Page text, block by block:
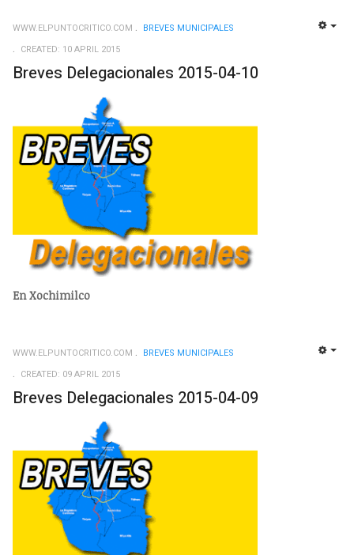
WWW.ELPUNTOCRITICO.COM
BREVES MUNICIPALES
CREATED: 10 APRIL 2015
Breves Delegacionales 2015-04-10
En Xochimilco
WWW.ELPUNTOCRITICO.COM
BREVES MUNICIPALES
CREATED: 09 APRIL 2015
Breves Delegacionales 2015-04-09